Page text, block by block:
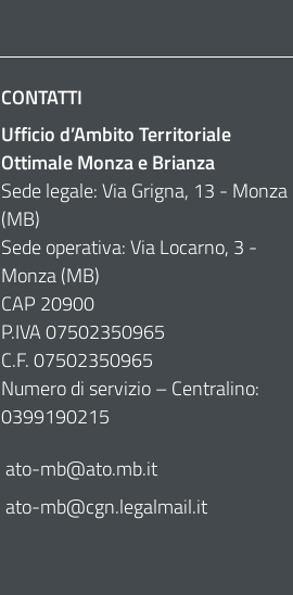
CONTATTI
Ufficio d’Ambito Territoriale
Ottimale Monza e Brianza
Sede legale: Via Grigna, 13 - Monza
(MB)
Sede operativa: Via Locarno, 3 -
Monza (MB)
CAP 20900
P.IVA 07502350965
C.F. 07502350965
Numero di servizio – Centralino:
0399190215
ato-mb@ato.mb.it
ato-mb@cgn.legalmail.it